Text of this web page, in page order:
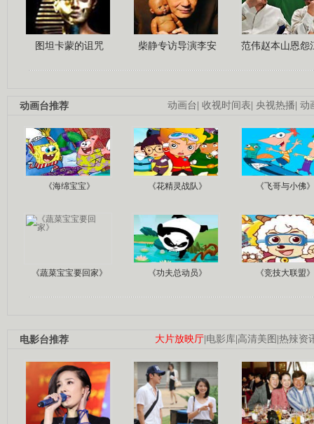
图坦卡蒙的诅咒 柴静专访导演李安 范伟赵本山恩怨
动画台| 收视时间表| 央视热播| 动
动画台推荐
《海绵宝宝》 《花精灵战队》 《飞哥与小佛》
《蔬菜宝宝要回家》 《功夫总动员》 《竞技大联盟》
大片放映厅|电影库|高清美图 |热辣资
电影台推荐